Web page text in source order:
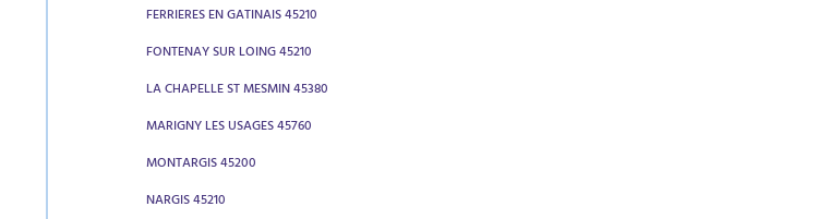
FERRIERES EN GATINAIS 45210
FONTENAY SUR LOING 45210
LA CHAPELLE ST MESMIN 45380
MARIGNY LES USAGES 45760
MONTARGIS 45200
NARGIS 45210